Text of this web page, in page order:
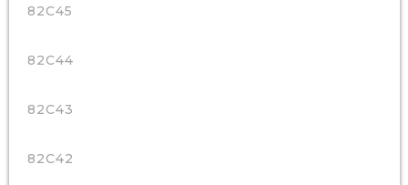
82C45
82C44
82C43
82C42